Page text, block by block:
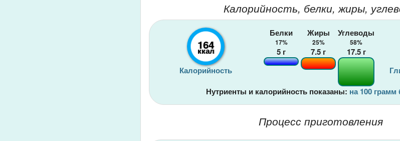
Калорийность, белки, жиры,
164
ккал
Калорийность
Белки
17%
5 г
Жиры
25%
7.5 г
Углеводы
58%
17.5г
Нутриенты и калорийность показаны: на 100
Процесс приготовления